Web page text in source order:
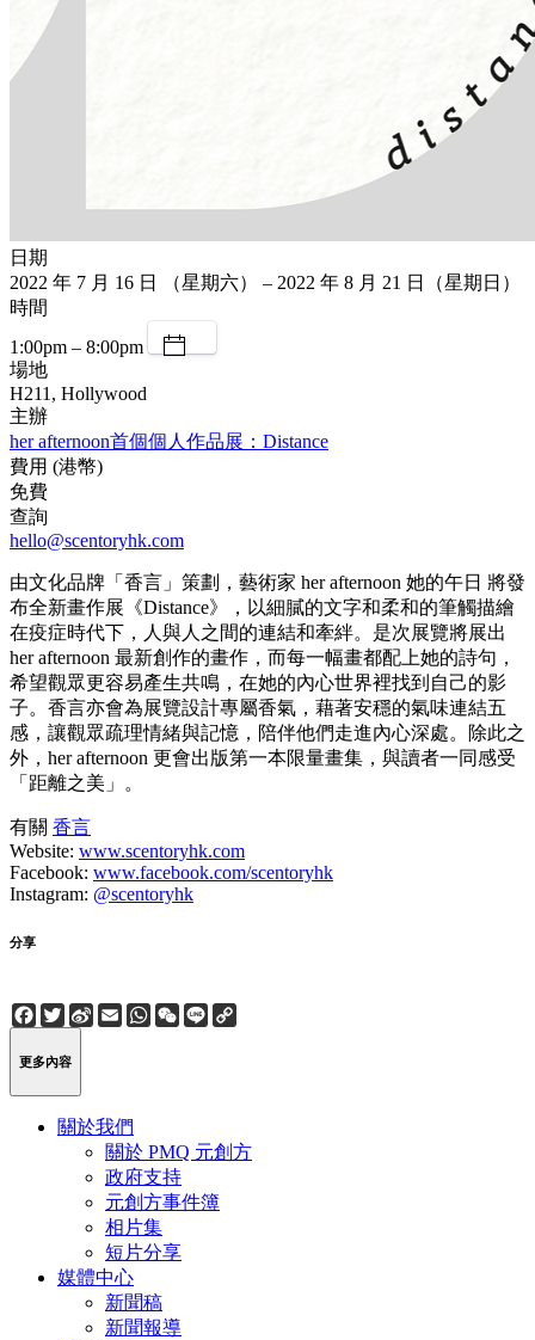
日期
2022 年 7 月 16 日 （星期六） – 2022 年 8 月 21 日（星期日）
時間
1:00pm – 8:00pm
場地
H211, Hollywood
主辦
her afternoon首個個人作品展：Distance
費用 (港幣)
免費
查詢
hello@scentoryhk.com
由文化品牌「香言」策劃，藝術家 her afternoon 她的午日 將發
布全新畫作展《Distance》，以細膩的文字和柔和的筆觸描繪
在疫症時代下，人與人之間的連結和牽絆。是次展覽將展出
her afternoon 最新創作的畫作，而每一幅畫都配上她的詩句，
希望觀眾更容易產生共鳴，在她的內心世界裡找到自己的影
子。香言亦會為展覽設計專屬香氣，藉著安穩的氣味連結五
感，讓觀眾疏理情緒與記憶，陪伴他們走進內心深處。除此之
外，her afternoon 更會出版第一本限量畫集，與讀者一同感受
「距離之美」。
有關 香言
Website: www.scentoryhk.com
Facebook: www.facebook.com/scentoryhk
Instagram: @scentoryhk
分享
Facebook
Twitter
Sina
Weibo
EmailWhatsApp
WeChat
Line
更多內容
關於我們
關於 PMQ 元創方
政府支持
元創方事件簿
相片集
短片分享
媒體中心
新聞稿
新聞報導